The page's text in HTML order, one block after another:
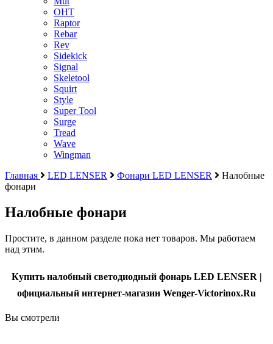
OHT
Raptor
Rebar
Rev
Sidekick
Signal
Skeletool
Squirt
Style
Super Tool
Surge
Tread
Wave
Wingman
Главная
LED LENSER Фонари LED LENSER
Налобные
фонари
Налобные фонари
Простите, в данном разделе пока нет товаров. Мы работаем
над этим.
Купить налобный светодиодный фонарь LED LENSER |
официальный интернет-магазин Wenger-Victorinox.Ru
Вы смотрели